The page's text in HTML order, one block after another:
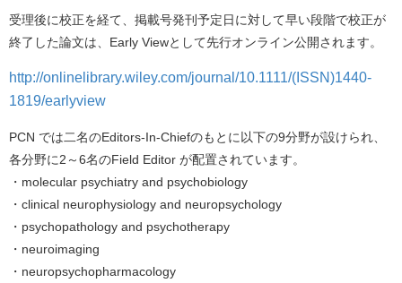
受理後に校正を経て、掲載号発刊予定日に対して早い段階で校正が
終了した論文は、Early Viewとして先行オンライン公開されます。
http://onlinelibrary.wiley.com/journal/10.1111/(ISSN)1440-
1819/earlyview
PCN では二名のEditors-In-Chiefのもとに以下の9分野が設けられ、
各分野に2～6名のField Editor が配置されています。
・molecular psychiatry and psychobiology
・clinical neurophysiology and neuropsychology
・psychopathology and psychotherapy
・neuroimaging
・neuropsychopharmacology